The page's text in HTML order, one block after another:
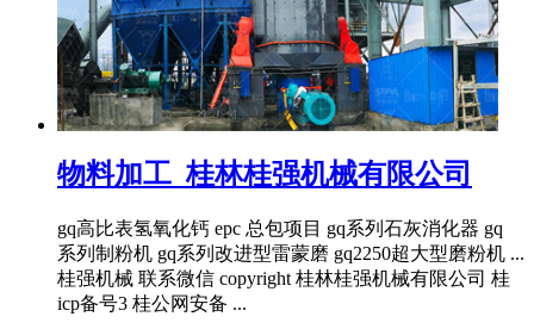
物料加工_桂林桂强机械有限公司
gq高比表氢氧化钙 epc 总包项目 gq系列石灰消化器 gq
系列制粉机 gq系列改进型雷蒙磨 gq2250超大型磨粉机 ...
桂强机械 联系微信 copyright 桂林桂强机械有限公司 桂
icp备号3 桂公网安备 ...